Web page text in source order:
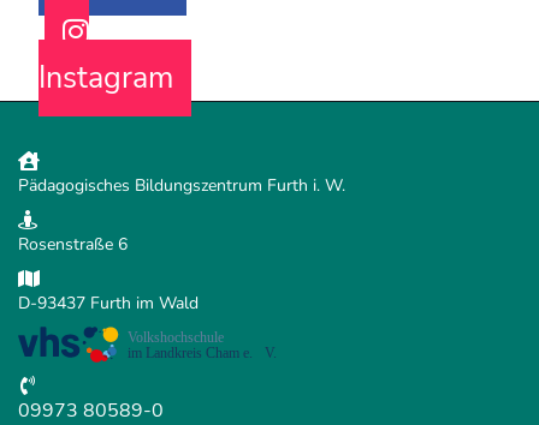
Instagram
Pädagogisches Bildungszentrum Furth i. W.
Rosenstraße 6
D-93437 Furth im Wald
09973 80589-0